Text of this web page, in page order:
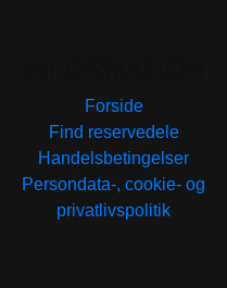
Forside
Find reservedele
Handelsbetingelser
Persondata-, cookie- og
privatlivspolitik